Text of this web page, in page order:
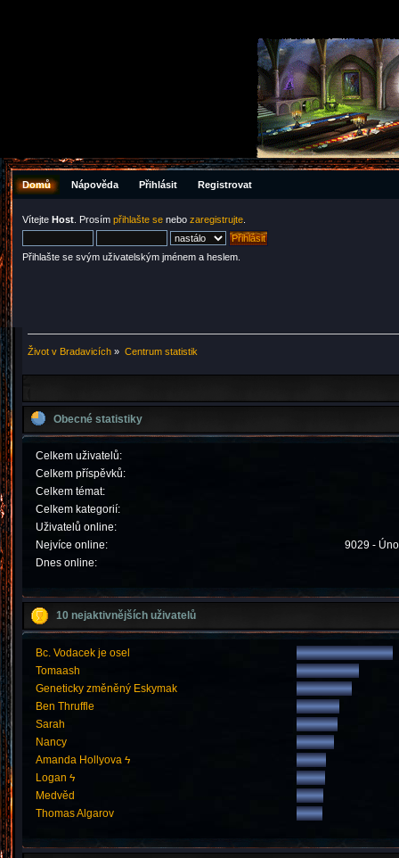
Domů Nápověda Přihlásit Registrovat
Vítejte Host . Prosím přihlašte se nebo zaregistrujte
Přihlašte se svým uživatelským jménem a heslem.
Život v Bradavicích » Centrum statistik
Obecné statistiky
Celkem uživatelů:
Celkem příspěvků:
Celkem témat:
Celkem kategorií:
Uživatelů online:
Nejvíce online:
9029 -
Dnes online:
10 nejaktivnějších uživatelů
Bc. Vodacek je osel
Tomaash
Geneticky změněný Eskymak
Ben Thruffle
Sarah
Nancy
Amanda Hollyova ϟ
Logan ϟ
Medvěd
Thomas Algarov